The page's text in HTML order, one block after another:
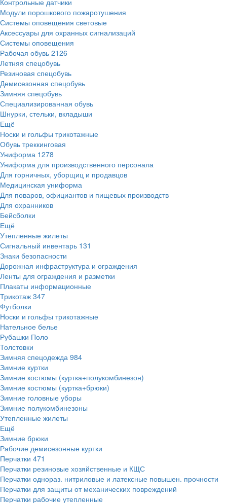
Модули порошкового пожаротушения
Системы оповещения световые
Аксессуары для охранных сигнализаций
Системы оповещения
Рабочая обувь 2126
Летняя спецобувь
Резиновая спецобувь
Демисезонная спецобувь
Зимняя спецобувь
Специализированная обувь
Шнурки, стельки, вкладыши
Ещё
Носки и гольфы трикотажные
Обувь треккинговая
Униформа 1278
Униформа для производственного персонала
Для горничных, уборщиц и продавцов
Медицинская униформа
Для поваров, официантов и пищевых производств
Для охранников
Бейсболки
Ещё
Утепленные жилеты
Сигнальный инвентарь 131
Знаки безопасности
Дорожная инфраструктура и ограждения
Ленты для ограждения и разметки
Плакаты информационные
Трикотаж 347
Футболки
Носки и гольфы трикотажные
Нательное белье
Рубашки Поло
Толстовки
Зимняя спецодежда 984
Зимние куртки
Зимние костюмы (куртка+полукомбинезон)
Зимние костюмы (куртка+брюки)
Зимние головные уборы
Зимние полукомбинезоны
Утепленные жилеты
Ещё
Зимние брюки
Рабочие демисезонные куртки
Перчатки 471
Перчатки резиновые хозяйственные и КЩС
Перчатки однораз. нитриловые и латексные повышен. прочности
Перчатки для защиты от механических повреждений
Перчатки рабочие утепленные